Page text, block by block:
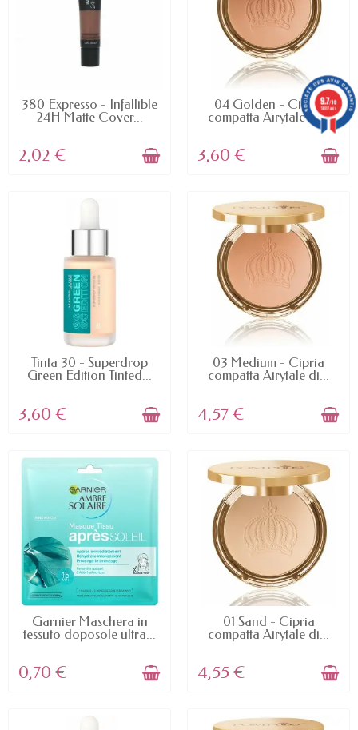
AVAILABLE
380 Expresso - Infallible
24H Matte Cover...
2,02 €
AVAILABLE
04 Golden - Cipria
compatta Airytale di...
3,60 €
AVAILABLE
Tinta 30 - Superdrop
Green Edition Tinted...
3,60 €
AVAILABLE
03 Medium - Cipria
compatta Airytale di...
4,57 €
AVAILABLE
Garnier Maschera in
tessuto doposole ultra...
0,70 €
AVAILABLE
01 Sand - Cipria
compatta Airytale di...
4,55 €
9.7/10
5887 avis